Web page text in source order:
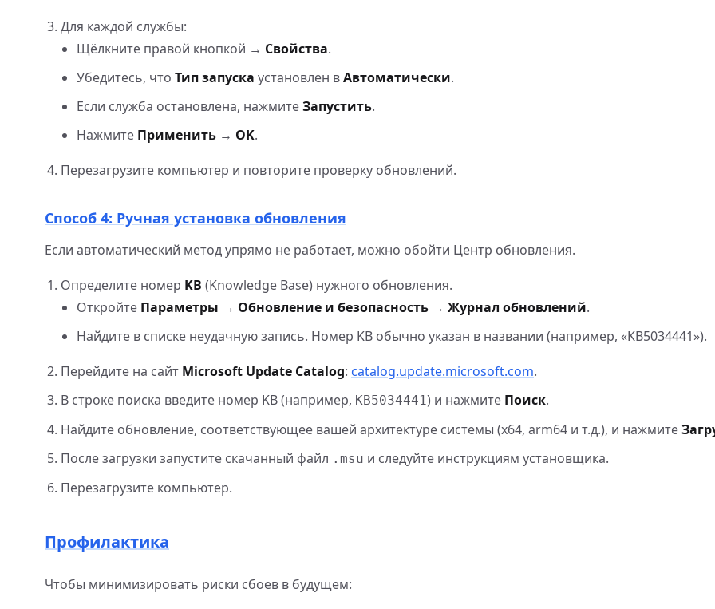
Для каждой службы:
Щёлкните правой кнопкой → Свойства.
Убедитесь, что Тип запуска установлен вАвтоматически.
Если служба остановлена, нажмитеЗапустить.
Нажмите Применить → OK.
Перезагрузите компьютер и повторите проверку обновлений.
Способ 4: Ручная установка обновления
Если автоматический метод упрямо не работает, можно обойти Центр обновления.
Определите номер KB (Knowledge Base) нужного обновления.
Откройте Параметры → Обновление и безопасность → Журнал обновлений.
Найдите в списке неудачную запись. Номер KB обычно указан в названии (например, «KB5034441»).
Перейдите на сайт Microsoft Update Catalog: catalog.update.microsoft.com.
В строке поиска введите номер KB (например, KB5034441) и нажмите Поиск.
Найдите обновление, соответствующее вашей архитектуре системы (x64, arm64 и т.д.), и нажмите
После загрузки запустите скачанный файл .msu и следуйте инструкциям установщика.
Перезагрузите компьютер.
Профилактика
Чтобы минимизировать риски сбоев в будущем: